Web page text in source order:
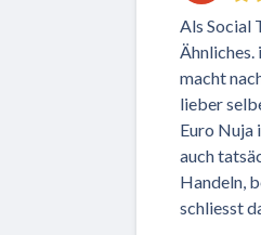
Als Social
macht
lieber
Euro Nuja
auch
Handeln,
schliesst